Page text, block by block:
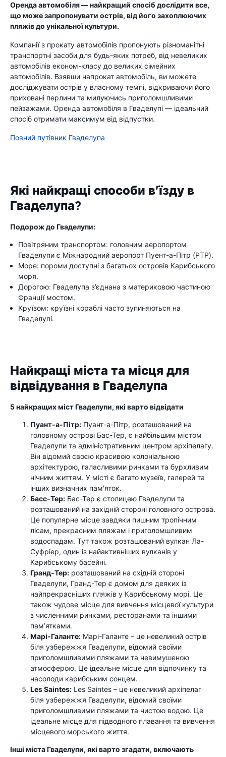
Оренда автомобіля — найкращий спосіб дослідити все,
що може запропонувати острів, від його захоплюючих
пляжів до унікальної культури.
Компанії з прокату автомобілів пропонують різноманітні
транспортні засоби для будь-яких потреб, від невеликих
автомобілів економ-класу до великих сімейних
автомобілів. Взявши напрокат автомобіль, ви можете
досліджувати острів у власному темпі, відкриваючи його
приховані перлини та милуючись приголомшливими
пейзажами. Оренда автомобіля в Гваделупі — ідеальний
спосіб отримати максимум від відпустки.
Повний путівник Гваделупа
Які найкращі способи в’їзду в
Гваделупа?
Подорож до Гваделупи:
Повітряним транспортом: головним аеропортом
Гваделупи є Міжнародний аеропорт Пуент-а-Пітр (PTP).
Море: пороми доступні з багатьох островів Карибського
моря.
Дорогою: Гваделупа з’єднана з материковою частиною
Франції мостом.
Круїзом: круїзні кораблі часто зупиняються на
Гваделупі.
Найкращі міста та місця для
відвідування в Гваделупа
5 найкращих міст Гваделупи, які варто відвідати
Пуант-а-Пітр: Пуант-а-Пітр, розташований на
головному острові Бас-Тер, є найбільшим містом
Гваделупи та адміністративним центром архіпелагу.
Він відомий своєю красивою колоніальною
архітектурою, галасливими ринками та бурхливим
нічним життям. У місті є багато музеїв, галерей та
інших визначних пам'яток.
Басс-Тер: Бас-Тер є столицею Гваделупи та
розташований на західній стороні головного острова.
Це популярне місце завдяки пишним тропічним
лісам, прекрасним пляжам і приголомшливим
водоспадам. Тут також розташований вулкан Ла-
Суфріер, один із найактивніших вулканів у
Карибському басейні.
Гранд-Тер: розташований на східній стороні
Гваделупи, Гранд-Тер є домом для деяких із
найпрекрасніших пляжів у Карибському морі. Це
також чудове місце для вивчення місцевої культури
з численними ринками, ресторанами та іншими
пам’ятками.
Марі-Галанте: Марі-Галанте – це невеликий острів
біля узбережжя Гваделупи, відомий своїми
приголомшливими пляжами та невимушеною
атмосферою. Це ідеальне місце для відпочинку та
насолоди карибським сонцем.
Les Saintes: Les Saintes – це невеликий архіпелаг
біля узбережжя Гваделупи, відомий своїми
приголомшливими пляжами та чистою водою. Це
ідеальне місце для підводного плавання та вивчення
місцевого морського життя.
Інші міста Гваделупи, які варто згадати, включають